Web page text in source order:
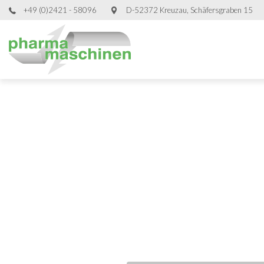
+49 (0)2421 - 58096 D-52372 Kreuzau, Schäfersgraben 15